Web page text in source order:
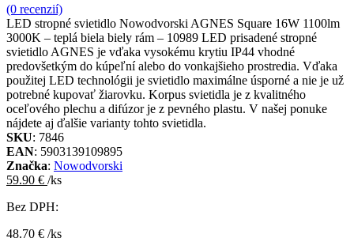
(0 recenzií)
LED stropné svietidlo Nowodvorski AGNES Square 16W 1100lm
3000K – teplá biela biely rám – 10989 LED prisadené stropné
svietidlo AGNES je vďaka vysokému krytiu IP44 vhodné
predovšetkým do kúpeľní alebo do vonkajšieho prostredia. Vďaka
použitej LED technológii je svietidlo maximálne úsporné a nie je už
potrebné kupovať žiarovku. Korpus svietidla je z kvalitného
oceľového plechu a difúzor je z pevného plastu. V našej ponuke
nájdete aj ďalšie varianty tohto svietidla.
SKU: 7846
EAN: 5903139109895
Značka: Nowodvorski
59.90 € /ks
Bez DPH:
48.70 € /ks